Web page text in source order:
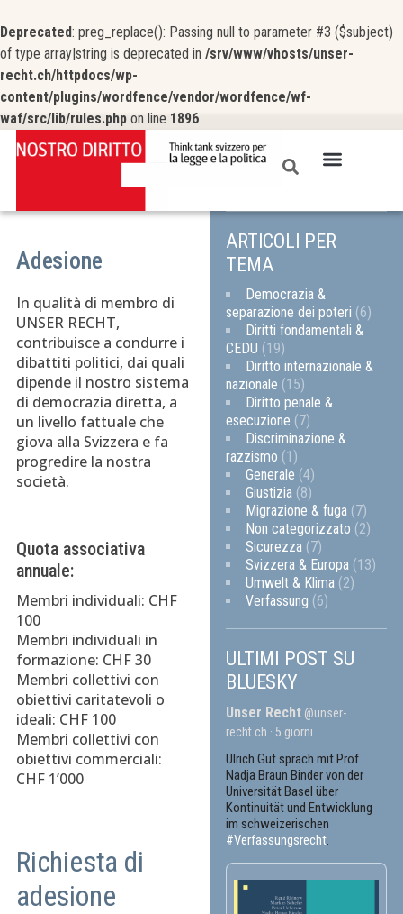
Deprecated: preg_replace(): Passing null to parameter #3 ($subject)
of type array|string is deprecated in /srv/www/vhosts/unser-
recht.ch/httpdocs/wp-
content/plugins/wordfence/vendor/wordfence/wf-
waf/src/lib/rules.php on line 1896
Adesione
In qualità di membro di
UNSER RECHT,
contribuisce a condurre i
dibattiti politici, dai quali
dipende il nostro sistema
di democrazia diretta, a
un livello fattuale che
giova alla Svizzera e fa
progredire la nostra
società.
Quota associativa
annuale:
Membri individuali: CHF
100
Membri individuali in
formazione: CHF 30
Membri collettivi con
obiettivi caritatevoli o
ideali: CHF 100
Membri collettivi con
obiettivi commerciali:
CHF 1’000
Richiesta di
adesione
ARTICOLI PER
TEMA
Democrazia &
separazione dei poteri (6)
Diritti fondamentali &
CEDU (19)
Diritto internazionale &
nazionale (15)
Diritto penale &
esecuzione (7)
Discriminazione &
razzismo (1)
Generale (4)
Giustizia (8)
Migrazione & fuga (7)
Non categorizzato (2)
Sicurezza (7)
Svizzera & Europa (13)
Umwelt & Klima (2)
Verfassung (6)
ULTIMI POST SU
BLUESKY
Unser Recht @unser-
recht.ch
5 giorni
Ulrich Gut sprach mit Prof.
Nadja Braun Binder von der
Universität Basel über
Kontinuität und Entwicklung
im schweizerischen
#Verfassungsrecht.